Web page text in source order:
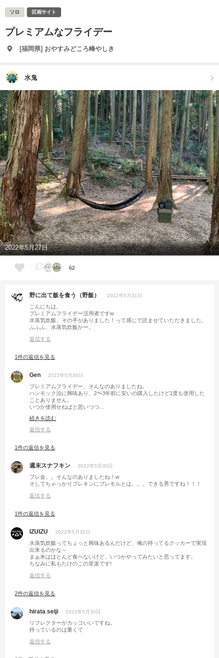
ソロ 区画サイト
プレミアムなフライデー
[福岡県] おやすみどころ峰やしき
水鬼
2022年5月27日
62
野に出て飯を食う（野飯） 2022年5月31日
こんにちは。
プレミアムフライデー活用者ですw
水蒸気炊飯、その手がありました！って感じで読ませていただきました。
ふふふ、水蒸気炊飯かー。
返信する
1件の返信を見る
Gen 2022年5月30日
プレミアムフライデー、そんなのありましたね。
ハンモック泊に興味あり、2〜3年前に安いの購入したけど1度も使用した
ことありません。
いつか使用せねばと思いつつ…
続きを読む
返信する
1件の返信を見る
週末スナフキン 2022年5月30日
プレ金。。そんなのありましたね！w
そしてちゃっかりプレキンにプレモルとは。。。できる男ですね！！！
返信する
1件の返信を見る
IZUIZU 2022年5月30日
水蒸気炊飯ってちょっと興味あるんだけど、俺の持ってるクッカーで実現
出来るのかな～
まぁ米はほとんど食べないけど、いつかやってみたいと思ってます。
ちなみに私もたけのこの里派です!
返信する
2件の返信を見る
hirata seiji 2022年5月30日
リフレクターがカッコいいですね。
持っているのは重くて
返信する